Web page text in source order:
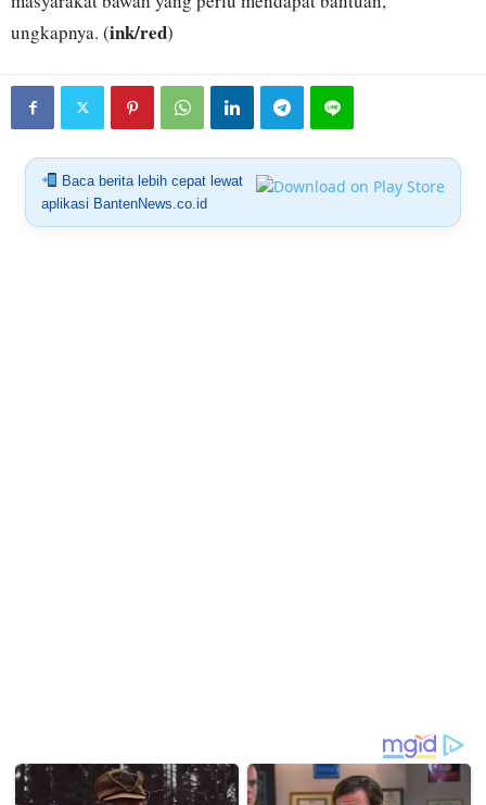
ungkapnya. (ink/red)
Baca berita lebih cepat lewat
aplikasi BantenNews.co.id